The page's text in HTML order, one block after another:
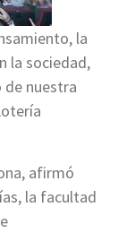
la
la sociedad,
nuestra
afirmó
la facultad